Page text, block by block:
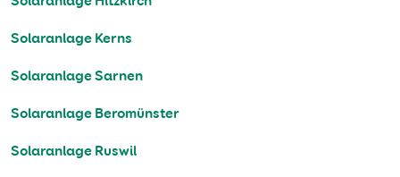
Solaranlage Kerns
Solaranlage Sarnen
Solaranlage Beromünster
Solaranlage Ruswil